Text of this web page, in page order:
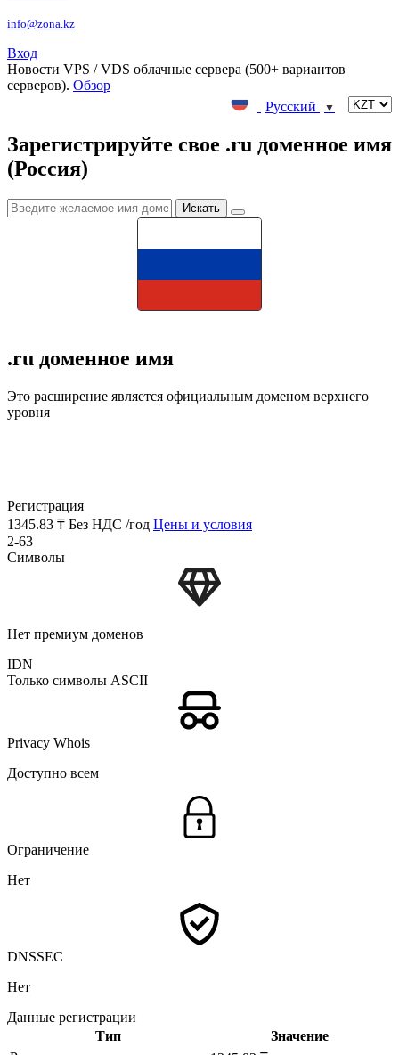
info@zona.kz
Вход
Новости VPS / VDS облачные сервера (500+ вариантов
серверов). Обзор
Русский
▼
Зарегистрируйте свое .ru доменное имя
(Россия)
.ru доменное имя
Это расширение является официальным доменом верхнего
уровня
Регистрация
1345.83 ₸ Без НДС /год Цены и условия
2-63
Символы
Нет премиум доменов
IDN
Только символы ASCII
Privacy Whois
Доступно всем
Ограничение
Нет
DNSSEC
Нет
Данные регистрации
Тип
Значение